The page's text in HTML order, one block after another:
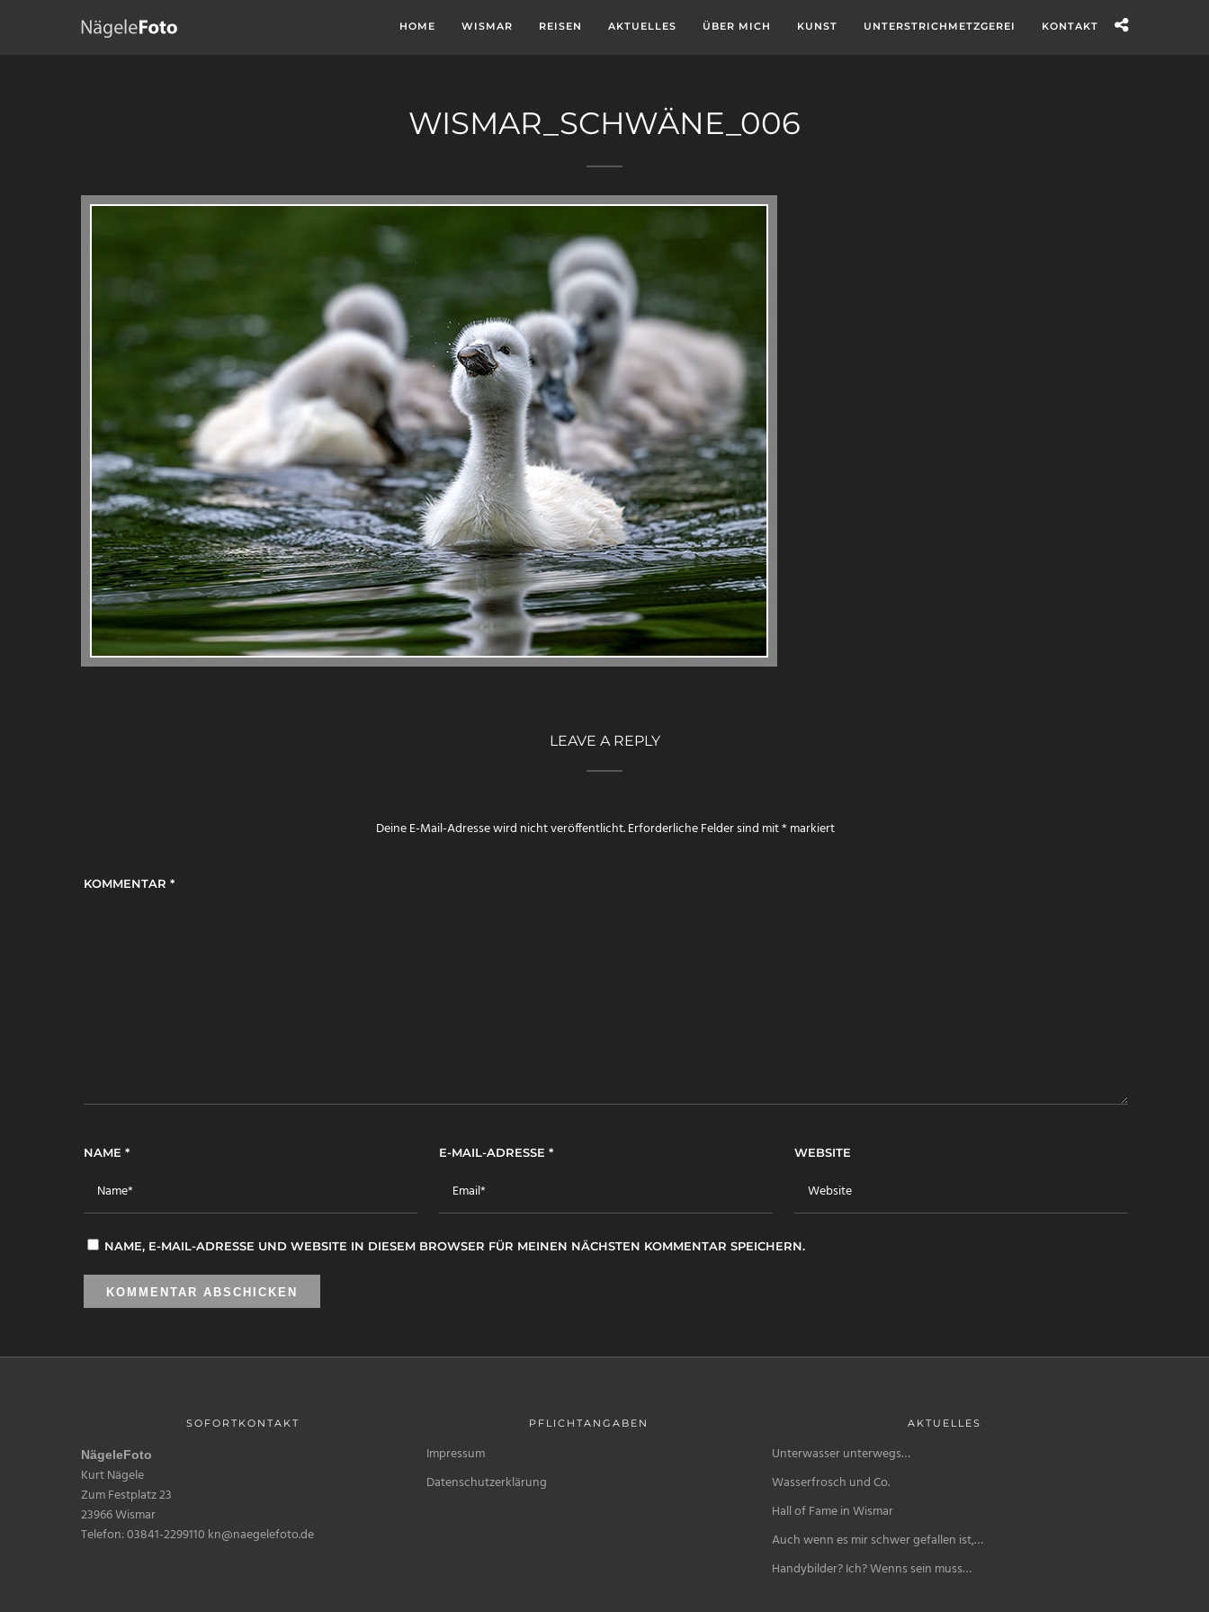
HOME WISMAR REISEN AKTUELLES ÜBER MICH KUNST UNTERSTRICHMETZGEREI KONTAKT
WISMAR_SCHWÄNE_006
LEAVE A REPLY
Deine E-Mail-Adresse wird nicht veröffentlicht.Erforderliche Felder sind mit*markiert
KOMMENTAR *
NAME * E-MAIL-ADRESSE * WEBSITE
NAME, E-MAIL-ADRESSE UND WEBSITE IN DIESEM BROWSER FÜR MEINEN NÄCHSTEN KOMMENTAR SPEICHERN.
SOFORTKONTAKT
NägeleFoto
Kurt Nägele
Zum Festplatz 23
23966 Wismar
Telefon: 03841-2299110 kn@naegelefoto.de
PFLICHTANGABEN
Impressum
Datenschutzerklärung
AKTUELLES
Unterwasser unterwegs…
Wasserfrosch und Co.
Hall of Fame in Wismar
Auch wenn es mir schwer gefallen ist,…
Handybilder? Ich? Wenns sein muss…